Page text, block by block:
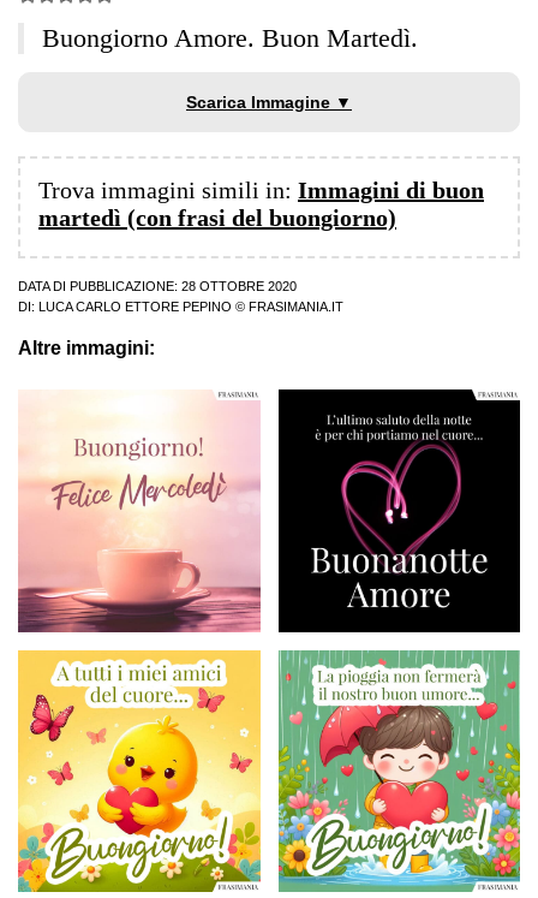
Buongiorno Amore. Buon Martedì.
Scarica Immagine ▼
Trova immagini simili in: Immagini di buon
martedì (con frasi del buongiorno)
DATA DI PUBBLICAZIONE: 28 OTTOBRE 2020
DI:
LUCA CARLO ETTORE PEPINO © FRASIMANIA.IT
Altre immagini: